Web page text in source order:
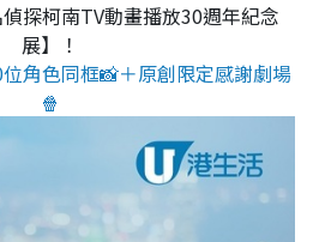
偵探柯南TV動畫播放30週年紀念
展】！
角色同框📸＋原創限定感謝劇場
🍿